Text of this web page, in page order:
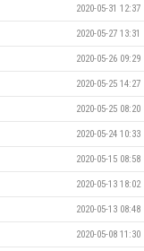
2020-05-31 12:37
2020-05-27 13:31
2020-05-26 09:29
2020-05-25 14:27
2020-05-25 08:20
2020-05-24 10:33
2020-05-15 08:58
2020-05-13 18:02
2020-05-13 08:48
2020-05-08 11:30